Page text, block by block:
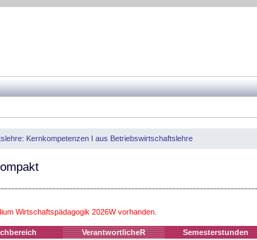
Kernkompetenzen I aus Betriebswirtschaftslehre
Wirtschaftspädagogik 2026W vorhanden.
VerantwortlicheR Semesterstunden